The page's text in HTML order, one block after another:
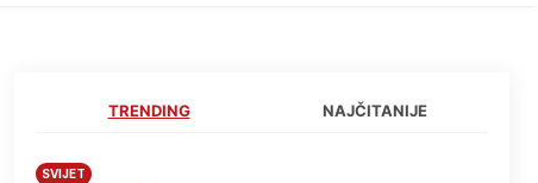
TRENDING NAJČITANIJE
SVIJET